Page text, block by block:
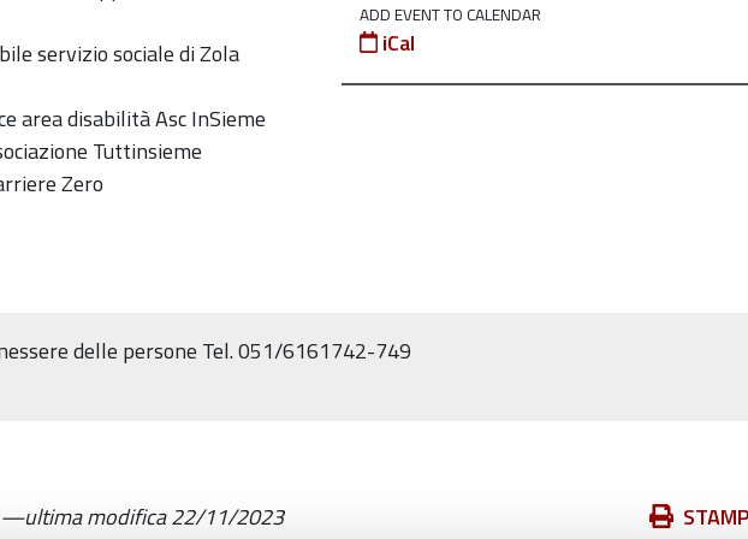
ADD EVENT TO CALENDAR
iCal
servizio sociale di Zola
area disabilità Asc InSieme
Tuttinsieme
Zero
delle persone Tel. 051/6161742-749
Azioni
ultima modifica22/11/2023